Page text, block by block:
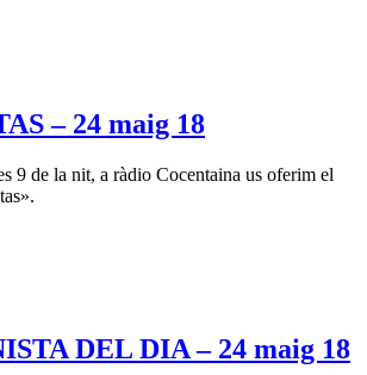
– 24 maig 18
9 de la nit, a ràdio Cocentaina us oferim el
DEL DIA – 24 maig 18